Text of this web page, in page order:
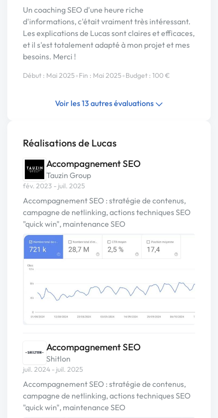
Un coaching SEO d'une heure riche
d'informations, c'était vraiment très intéressant.
Les explications de Lucas sont claires et efficaces,
et il s'est totalement adapté à mon projet et mes
besoins. Merci !
Début : Mai 2025•Fin : Mai 2025•Budget : 100 €
Voir les 13 autres évaluations
Réalisations de Lucas
Accompagnement SEO
Tauzin Group
fév. 2023 - juil. 2025
Accompagnement SEO : stratégie de contenus,
campagne de netlinking, actions techniques SEO
"quick win", maintenance SEO
Accompagnement SEO
Shitlon
juil. 2024 - juil. 2025
Accompagnement SEO : stratégie de contenus,
campagne de netlinking, actions techniques SEO
"quick win", maintenance SEO